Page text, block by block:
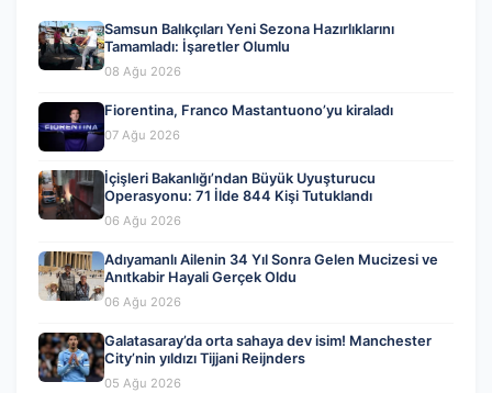
Samsun Balıkçıları Yeni Sezona Hazırlıklarını
Tamamladı: İşaretler Olumlu
08 Ağu 2026
Fiorentina, Franco Mastantuono’yu kiraladı
07 Ağu 2026
İçişleri Bakanlığı’ndan Büyük Uyuşturucu
Operasyonu: 71 İlde 844 Kişi Tutuklandı
06 Ağu 2026
Adıyamanlı Ailenin 34 Yıl Sonra Gelen Mucizesi ve
Anıtkabir Hayali Gerçek Oldu
06 Ağu 2026
Galatasaray’da orta sahaya dev isim! Manchester
City’nin yıldızı Tijjani Reijnders
05 Ağu 2026